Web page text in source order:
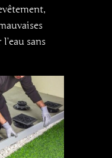
sans